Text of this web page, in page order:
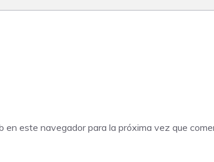
en este navegador para la próxima vez que